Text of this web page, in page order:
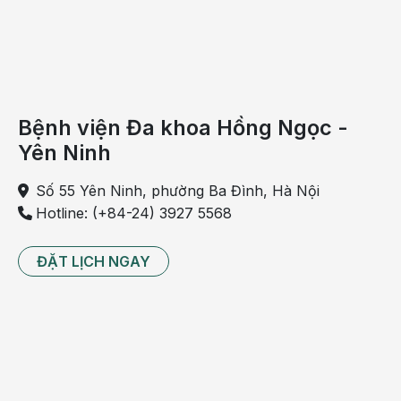
Tác dụng phụ của thuốc tránh thai
thể làm tăng khả năng sinh đôi.
trên 6 tháng và có bầu ngay sau khi dừng uống thuốc sẽ
có xác suất sinh đôi gấp đôi so với bình thường.
Bệnh viện Đa khoa Hồng Ngọc -
Yên Ninh
Số 55 Yên Ninh, phường Ba Đình, Hà Nội
Hotline: (+84-24) 3927 5568
ĐẶT LỊCH NGAY